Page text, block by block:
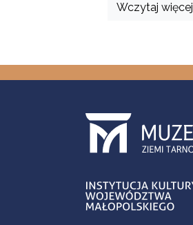
Wczytaj więcej